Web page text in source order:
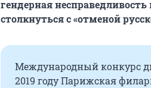
гендерная
столкнуться с «отменой
Международный конкурс
2019 году Парижская